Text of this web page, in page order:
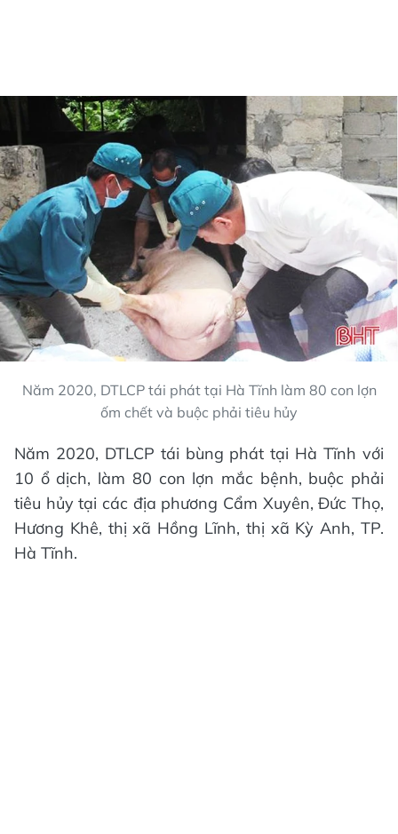
Năm 2020, DTLCP tái phát tại Hà Tĩnh làm 80 con lợn
ốm chết và buộc phải tiêu hủy
Năm 2020, DTLCP tái bùng phát tại Hà Tĩnh với
10 ổ dịch, làm 80 con lợn mắc bệnh, buộc phải
tiêu hủy tại các địa phương Cẩm Xuyên, Đức Thọ,
Hương Khê, thị xã Hồng Lĩnh, thị xã Kỳ Anh, TP.
Hà Tĩnh.